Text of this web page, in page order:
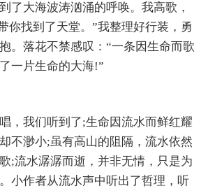
了大海波涛汹涌的呼唤。我高歌，
你找到了天堂。”我整理好行装，勇
。落花不禁感叹：“一条因生命而歌
一片生命的大海!”
，我们听到了;生命因流水而鲜红耀
不渺小;虽有高山的阻隔，流水依然
;流水潺潺而逝，并非无情，只是为
小作者从流水声中听出了哲理，听